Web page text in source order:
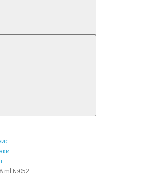
8 ml №052